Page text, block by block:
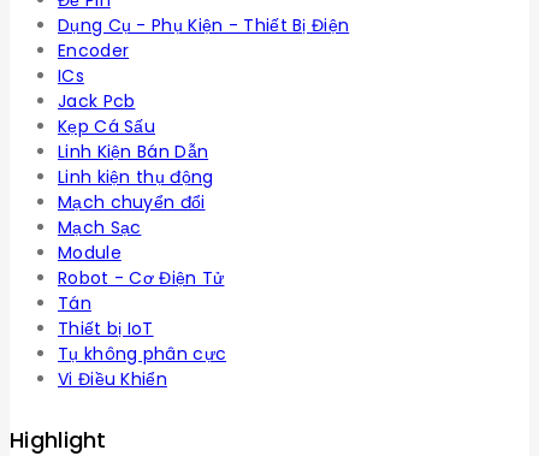
Dụng Cụ - Phụ Kiện - Thiết Bị Điện
Encoder
ICs
Jack Pcb
Kẹp Cá Sấu
Linh Kiện Bán Dẫn
Linh kiện thụ động
Mạch chuyển đổi
Mạch Sạc
Module
Robot - Cơ Điện Tử
Tán
Thiết bị IoT
Tụ không phân cực
Vi Điều Khiển
Highlight